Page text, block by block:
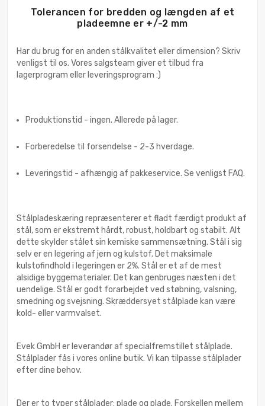
Tolerancen for bredden og længden af et
pladeemne er +/-2 mm
Har du brug for en anden stålkvalitet eller dimension? Skriv
venligst til os. Vores salgsteam giver et tilbud fra
lagerprogram eller leveringsprogram :)
Produktionstid - ingen. Allerede på lager.
Forberedelse til forsendelse - 2-3 hverdage.
Leveringstid - afhængig af pakkeservice. Se venligst FAQ.
Stålpladeskæring repræsenterer et fladt færdigt produkt af
stål, som er ekstremt hårdt, robust, holdbart og stabilt. Alt
dette skylder stålet sin kemiske sammensætning. Stål i sig
selv er en legering af jern og kulstof. Det maksimale
kulstofindhold i legeringen er 2%. Stål er et af de mest
alsidige byggematerialer. Det kan genbruges næsten i det
uendelige. Stål er godt forarbejdet ved støbning, valsning,
smedning og svejsning. Skræddersyet stålplade kan være
kold- eller varmvalset.
Evek GmbH er leverandør af specialfremstillet stålplade.
Stålplader fås i vores online butik. Vi kan tilpasse stålplader
efter dine behov.
Der er to typer stålplader: plade og plade. Forskellen mellem